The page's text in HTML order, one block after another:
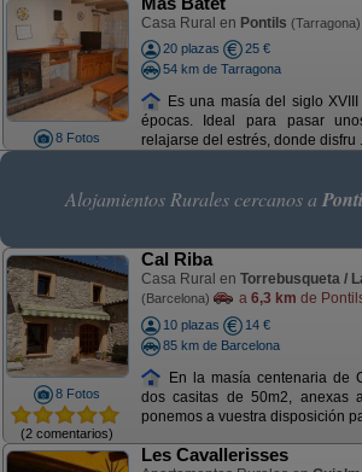
8 Fotos
Casa Rural en Pontils (Tarragona)
20 plazas
25 €
54 km de Tarragona
Es una masía del siglo
épocas. Ideal para pasar
relajarse del estrés, donde disfru
Alojamientos Rurales cercanos a
8 Fotos
(2 comentarios)
Cal Riba
Casa Rural en Torrebusqueta /
(Barcelona) a 6,3 km de
10 plazas
14 €
85 km de Barcelona
En la masía centenaria de
dos casitas de 50m2, anexas
ponemos a vuestra disposición
Les Cavallerisses